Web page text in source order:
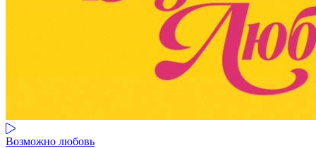
Возможно любовь